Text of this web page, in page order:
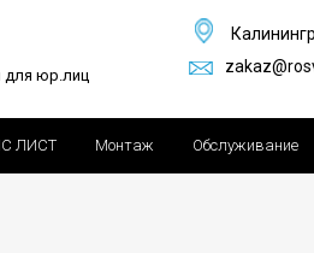
для юр.лиц
ЛИСТ Монтаж Обслуживание